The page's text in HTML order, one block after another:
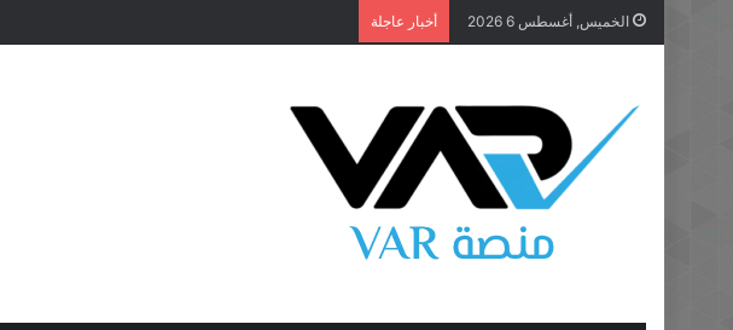
الخميس, أغسطس 6 2026 أخبار عاجلة